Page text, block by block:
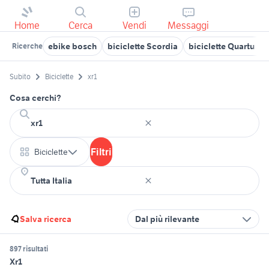
Home Cerca Vendi Messaggi
Ricerche ebike bosch biciclette Scordia biciclette Quartu
Subito Biciclette xr1
Cosa cerchi?
Biciclette Filtri
Salva ricerca Dal più rilevante
897 risultati
Xr1